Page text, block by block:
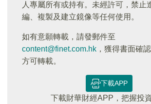
人專屬所有或持有。未經許可，禁止
編、複製及建立鏡像等任何使用。
如有意願轉載，請發郵件至
content@finet.com.hk ，獲得書面確
方可轉載。
下載APP
下載財華財經APP，把握投